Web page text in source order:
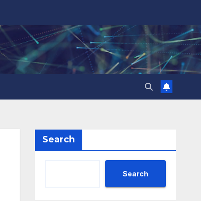
Search
Search